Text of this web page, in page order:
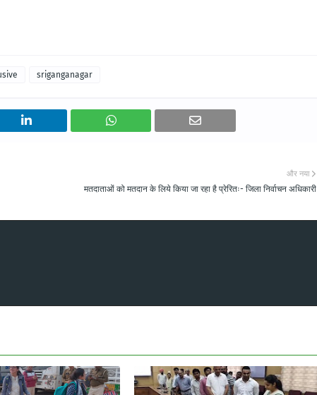
sriganganagar
और नया
मतदाताओं को मतदान के लिये किया जा रहा है प्रेरितः- जिला निर्वाचन अधिकारी